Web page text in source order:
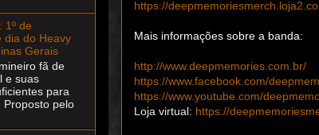
https://
Mais informações sobre a banda:
http://www.deepmemories.com.br/
https://www.facebook.com/
https://www.youtube.com/
Loja virtual: https://
1º de
dia do Heavy
Gerais
fã de
e suas
para
pelo